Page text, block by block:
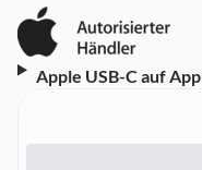
Apple USB-C auf